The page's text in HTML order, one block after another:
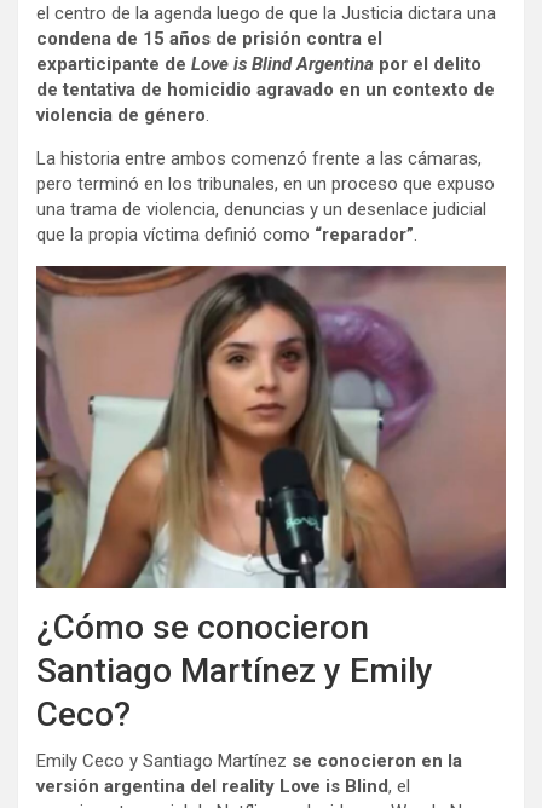
el centro de la agenda luego de que la Justicia dictara una
condena de 15 años de prisión contra el
exparticipante de Love is Blind Argentina por el delito
de tentativa de homicidio agravado en un contexto de
violencia de género
La historia entre ambos comenzó frente a las cámaras,
pero terminó en los tribunales, en un proceso que expuso
una trama de violencia, denuncias y un desenlace judicial
que la propia víctima definió como “reparador”
¿Cómo se conocieron
Santiago Martínez y Emily
Ceco?
Emily Ceco y Santiago Martínez se conocieron en la
versión argentina del reality Love is Blind, el